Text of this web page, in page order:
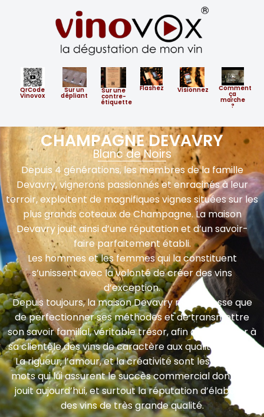
QrCode
Vinovox
Sur un
dépliant
​Sur ​une
contre-
étiquette
Flashez Visionnez Comment
ça
marche
?
CHAMPAGNE DEVAVRY
Blanc de Noirs
Depuis 4 générations, les membres de la famille
Devavry, vignerons passionnés et enracinés à leur
terroir, exploitent de magnifiques vignes situées sur les
plus grands coteaux de Champagne. La maison
Devavry jouit ainsi d’une réputation et d’un savoir-
faire parfaitement établi.
Les hommes et les femmes qui la constituent
s’unissent avec la volonté de créer des vins
d’exception.
Depuis toujours, la maison Devavry n’a de cesse que
de perfectionner ses méthodes et de transmettre
son savoir familial, véritable trésor, afin de proposer à
sa clientèle des vins de caractère aux qualités infinies.
La rigueur, l’amour, et la créativité sont les maîtres
mots qui lui assurent le succès commercial dont elle
jouit aujourd’hui, et surtout la réputation d’élaborer
des vins de très grande qualité.